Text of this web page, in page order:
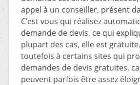
appel à un conseiller, présent
C’est vous qui réalisez
demande de devis, ce qui
plupart des cas, elle est
toutefois à certains sites qui
demandes de devis gratuites,
peuvent parfois être assez